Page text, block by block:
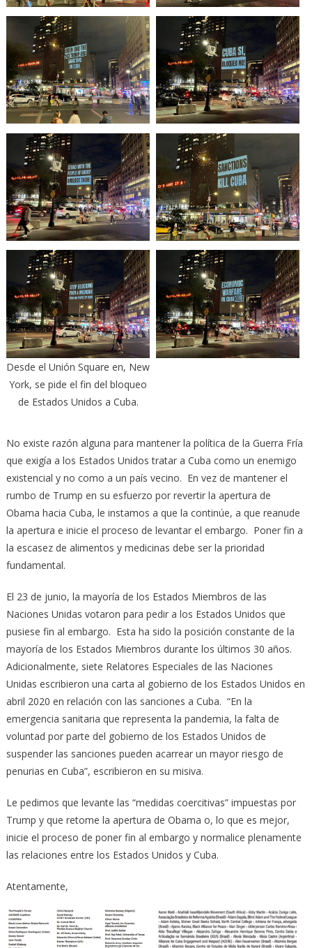
Desde el Unión Square en, New
York, se pide el fin del bloqueo
de Estados Unidos a Cuba.
No existe razón alguna para mantener la política de la Guerra Fría
que exigía a los Estados Unidos tratar a Cuba como un enemigo
existencial y no como a un país vecino. En vez de mantener el
rumbo de Trump en su esfuerzo por revertir la apertura de
Obama hacia Cuba, le instamos a que la continúe, a que reanude
la apertura e inicie el proceso de levantar el embargo. Poner fin a
la escasez de alimentos y medicinas debe ser la prioridad
fundamental.
El 23 de junio, la mayoría de los Estados Miembros de las
Naciones Unidas votaron para pedir a los Estados Unidos que
pusiese fin al embargo. Esta ha sido la posición constante de la
mayoría de los Estados Miembros durante los últimos 30 años.
Adicionalmente, siete Relatores Especiales de las Naciones
Unidas escribieron una carta al gobierno de los Estados Unidos en
abril 2020 en relación con las sanciones a Cuba. “En la
emergencia sanitaria que representa la pandemia, la falta de
voluntad por parte del gobierno de los Estados Unidos de
suspender las sanciones pueden acarrear un mayor riesgo de
penurias en Cuba”, escribieron en su misiva.
Le pedimos que levante las “medidas coercitivas” impuestas por
Trump y que retome la apertura de Obama o, lo que es mejor,
inicie el proceso de poner fin al embargo y normalice plenamente
las relaciones entre los Estados Unidos y Cuba.
Atentamente,